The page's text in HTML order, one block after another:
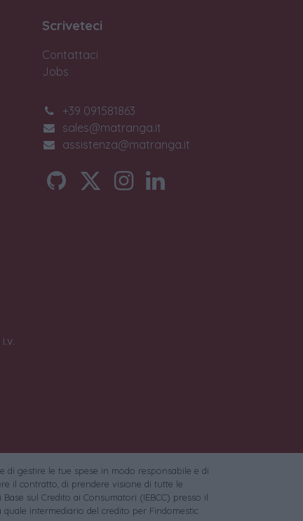
Scriveteci
Contattaci
Jobs
+39 091581863
sales@matranga.it
assistenza@matranga.it
gestire le tue spese in modo responsabile e di
il contratto, di prendere visione di tutte le
sul Credito ai Consumatori (IEBCC) presso il
intermediario del credito per Findomestic